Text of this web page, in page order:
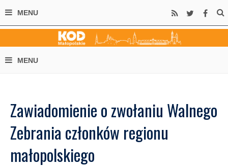
Zawiadomienie o zwołaniu Walnego
Zebrania członków regionu
małopolskiego